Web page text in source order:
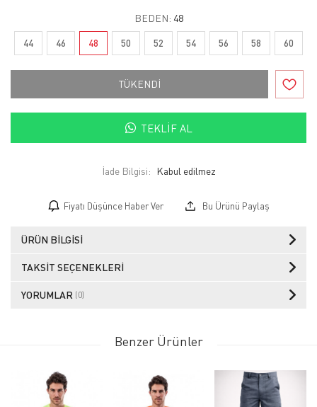
BEDEN: 48
44 46 48 50 52 54 56 58 60
TÜKENDİ
TEKLIF AL
İade Bilgisi:
Fiyatı Düşünce Haber Ver Bu Ürünü Paylaş
ÜRÜN BILGISI
TAKSIT SEÇENEKLERI
YORUMLAR (0)
Benzer Ürünler